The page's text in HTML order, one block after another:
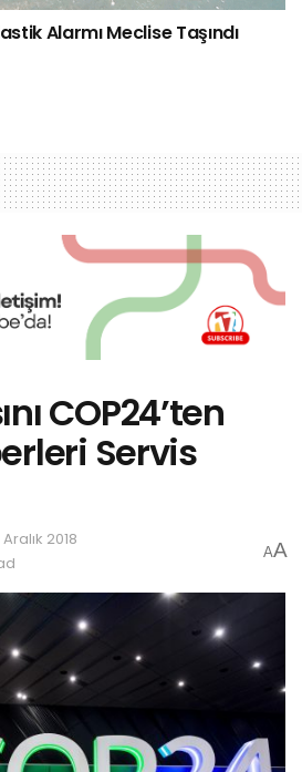
Alarmı Meclise Taşındı
COP24’ten
Servis
Aralık 2018
AA